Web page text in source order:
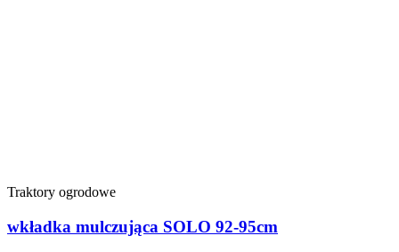
Traktory ogrodowe
wkładka mulczująca SOLO 92-95cm